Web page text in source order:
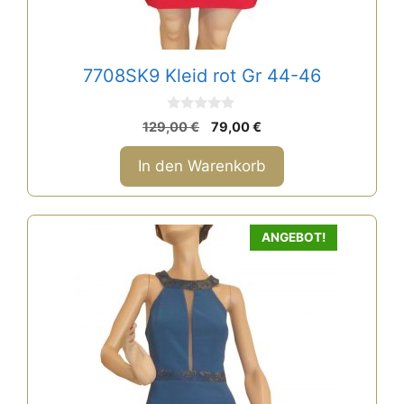
7708SK9 Kleid rot Gr 44-46
0
v
o
n
5
129,00€
Ursprünglicher
Preis
war:
129,00 €
79,00€
Preis
ist:
79,00 €.
In den Warenkorb
ANGEBOT!